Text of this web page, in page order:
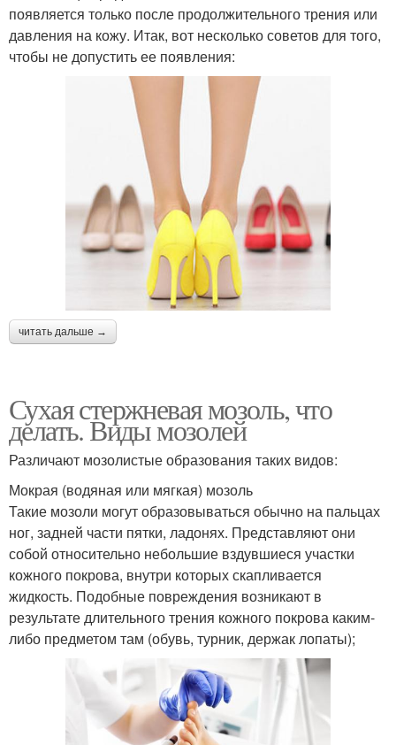
появляется только после продолжительного трения или
давления на кожу. Итак, вот несколько советов для того,
чтобы не допустить ее появления:
читать дальше →
Сухая стержневая мозоль, что
делать. Виды мозолей
Различают мозолистые образования таких видов:
Мокрая (водяная или мягкая) мозоль
Такие мозоли могут образовываться обычно на пальцах
ног, задней части пятки, ладонях. Представляют они
собой относительно небольшие вздувшиеся участки
кожного покрова, внутри которых скапливается
жидкость. Подобные повреждения возникают в
результате длительного трения кожного покрова каким-
либо предметом там (обувь, турник, держак лопаты);